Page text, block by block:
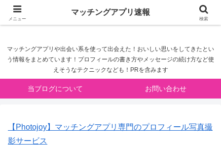
マッチングアプリ速報
マッチングアプリや出会い系を使って出会えた！おいしい思いをしてきたとい
う情報をまとめています！プロフィールの書き方やメッセージの続け方など使
えそうなテクニックなども！PRを含みます
当ブログについて お問い合わせ
【Photojoy】マッチングアプリ専門のプロフィール写真撮
影サービス
メニュー
マッチングアプリ速報
検索